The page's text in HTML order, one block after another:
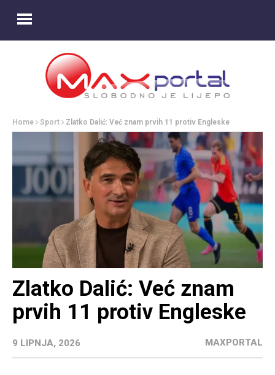
Home Sport Zlatko Dalić: Već znam prvih 11 protiv Engleske
Zlatko Dalić: Već znam
prvih 11 protiv Engleske
9 LIPNJA, 2026 MAXPORTAL